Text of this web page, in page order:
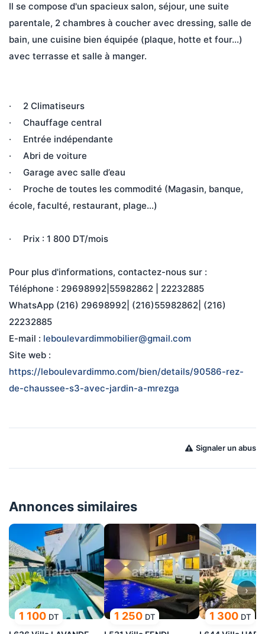
Il se compose d'un spacieux salon, séjour, une suite
parentale, 2 chambres à coucher avec dressing, salle de
bain, une cuisine bien équipée (plaque, hotte et four…)
avec terrasse et salle à manger.
·     2 Climatiseurs
·     Chauffage central
·     Entrée indépendante
·     Abri de voiture
·     Garage avec salle d’eau
·     Proche de toutes les commodité (Magasin, banque,
école, faculté, restaurant, plage…)
·     Prix : 1 800 DT/mois
Pour plus d'informations, contactez-nous sur :
Téléphone : 29698992|55982862 | 22232885
WhatsApp (216) 29698992| (216)55982862| (216)
22232885
E-mail : leboulevardimmobilier@gmail.com
Site web :
https://leboulevardimmo.com/bien/details/90586-rez-
de-chaussee-s3-avec-jardin-a-mrezga
Signaler un abus
Annonces similaires
1 100 DT 1 250 DT 1 300 DT
›